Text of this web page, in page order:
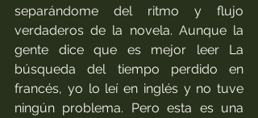
separándome del ritmo y flujo
verdaderos de la novela. Aunque la
gente dice que es mejor leer La
búsqueda del tiempo perdido en
francés, yo lo leí en inglés y no tuve
ningún problema. Pero esta es una